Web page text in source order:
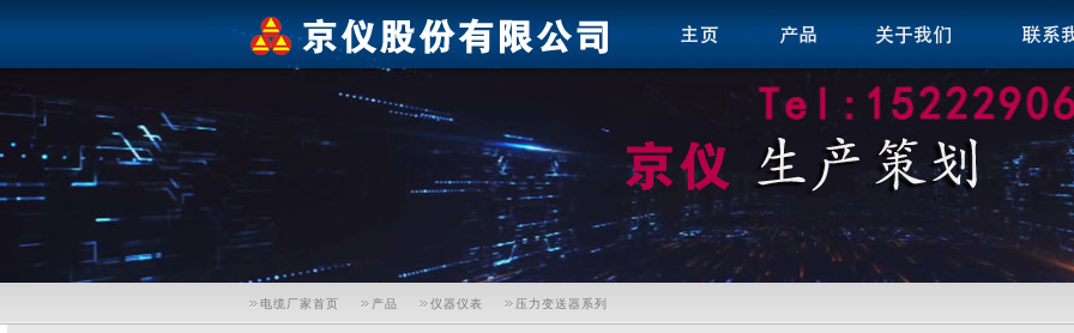
电缆厂家首页 产品 仪器仪表 压力变送器系列